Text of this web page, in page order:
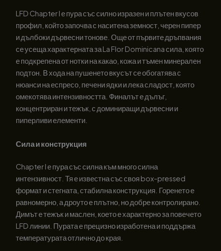
LFD Chapter I е пура със силно изразен и плътен вкусов
профил, който започва с наситена земност, черен пипер
и дълбоки дървесни тонове. Още от първите дръпвания
се усеща характерната за La Flor Dominicana сила, която
е подкрепена от нотки на какао, кожа и тъмен минерален
подтон. В хода на пушенето вкусът се обогатява с
нюанси на еспресо, печени ядки и лека сладост, която
омекотява интензивността. Финалът е дълъг,
концентриран и тежък, с доминиращи дървесни и
пиперливи елементи.
Сила и конструкция
Chapter I е пура със силна към много силна
интензивност. Тя е известна със своя box-pressed
формат и стегната, стабилна конструкция. Горенето е
равномерно, а дроуто е плътно, но добре контролирано.
Димът е тежък и маслен, което е характерно за повечето
LFD линии. Пурата е прецизно изработена и поддържа
температурата отлично до края.